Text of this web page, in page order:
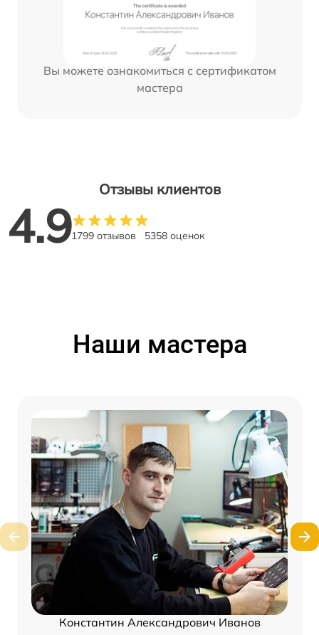
Вы можете ознакомиться с сертификатом
мастера
Отзывы клиентов
4.91799 отзывов 5358 оценок
Наши мастера
Константин Александрович Иванов